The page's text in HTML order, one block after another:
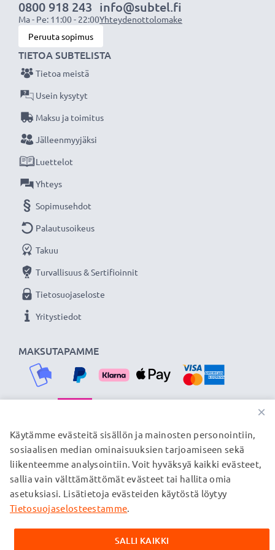
Tuotemerkki : subtel autolaturi
Tulo / Input:12V / 24V
Liitäntä 1:Mini-USB 90°
Lähtöjännite / Output Volttia:
Ampeeri / Output ampeeri:
Teho / Power Watt:
Kaapelin pituus:
★ 3 vuoden takuu ★
Olemme vuonna 2004 perustettu kansainvälinen
verkkokauppa, joka tarjoaa laadukkaita tuotteita, ja
siksi tarjoamme 36 kuukauden takuun!
0800 918 243
Ma - Pe: 11:00 - 22:00
info@subtel.fi
Yhteydenottolomake
Peruuta sopimus
MAKSUTAPAMME
TIETOA SUBTELISTA
Tietoa meistä
Usein kysytyt
Maksu ja toimitus
Jälleenmyyjäksi
Luettelot
Yhteys
Sopimusehdot
Palautusoikeus
Takuu
Turvallisuus & Sertifioinnit
Tietosuojaseloste
Yritystiedot
TOIMITUSKUMPPANIMME
© subtel.fi 2026
Kaikki hinnat sisältävät arvonlisäveron, mutta ei
toimituskuluja. Kaikki sivuillamme mainitut tavaramerkit ovat
verkkosivuillamme ainoastaan tuotteitamme koskevan
×
Käytämme evästeitä sisällön ja mainosten personointiin,
sosiaalisen median ominaisuuksien tarjoamiseen sekä
liikenteemme analysointiin. Voit hyväksyä kaikki evästeet,
sallia vain välttämättömät evästeet tai hallita omia
asetuksiasi. Lisätietoja evästeiden käytöstä löytyy
Tietosuojaselosteestamme.
SALLI KAIKKI